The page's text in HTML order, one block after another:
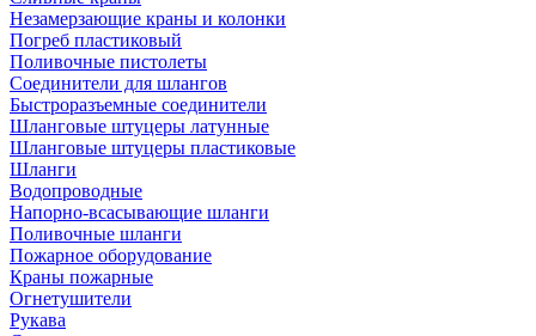
Незамерзающие краны и колонки
Погреб пластиковый
Поливочные пистолеты
Соединители для шлангов
Быстроразъемные соединители
Шланговые штуцеры латунные
Шланговые штуцеры пластиковые
Шланги
Водопроводные
Напорно-всасывающие шланги
Поливочные шланги
Пожарное оборудование
Краны пожарные
Огнетушители
Рукава